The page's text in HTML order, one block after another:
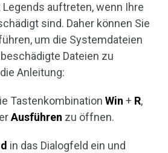
Legends auftreten, wenn Ihre
sind. Daher können Sie
um die Systemdateien
Dateien zu
Anleitung:
Tastenkombination Win + R,
Ausführen zu öffnen.
in das Dialogfeld ein und